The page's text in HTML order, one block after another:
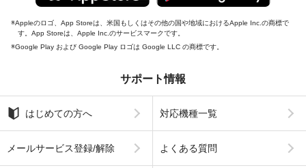
Appleのロゴ、App Storeは、米国もしくはその他の国や地域におけるApple Inc.の商標で
す。App Storeは、Apple Inc.のサービスマークです。
Google Play および Google Play ロゴは Google LLC の商標です。
サポート情報
はじめての方へ 対応機種一覧
メールサービス登録/解除 よくある質問